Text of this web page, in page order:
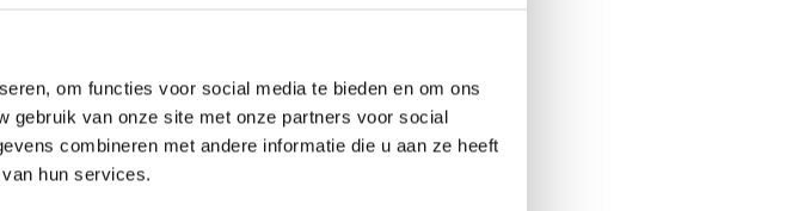
om functies voor social media te bieden en om ons
gebruik van onze site met onze partners voor social
combineren met andere informatie die u aan ze heeft
hun services.